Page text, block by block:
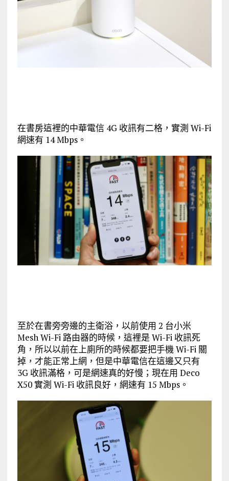
在書房這裡的中華電信 4G 收訊有二格，實測 Wi-Fi
網速有 14 Mbps。
至於在書旁旁邊的主衛浴，以前使用 2 台小米
Mesh Wi-Fi 路由器的時候，這裡是 Wi-Fi 收訊死
角，所以以前在上廁所的時候都要把手機 Wi-Fi 關
掉，才能正常上網，但是中華電信在這邊又只有
3G 收訊滿格，可是網速真的好慢；現在用 Deco
X50 實測 Wi-Fi 收訊良好，網速有 15 Mbps。